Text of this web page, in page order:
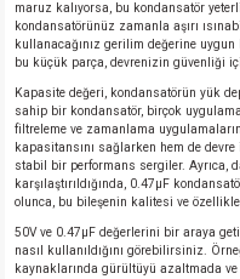
maruz kalıyorsa, bu kondansatör
kondansatörünüz zamanla aşırı
kullanacağınız gerilim değerine
bu küçük parça, devrenizin güvenliği
Kapasite değeri, kondansatörün yük
sahip bir kondansatör, birçok
filtreleme ve zamanlama
kapasitansını sağlarken hem de
stabil bir performans sergiler. Ayrıca,
karşılaştırıldığında, 0.47µF
olunca, bu bileşenin kalitesi ve
50V ve 0.47µF değerlerini bir araya
nasıl kullanıldığını görebilirsiniz.
kaynaklarında gürültüyü azaltmada